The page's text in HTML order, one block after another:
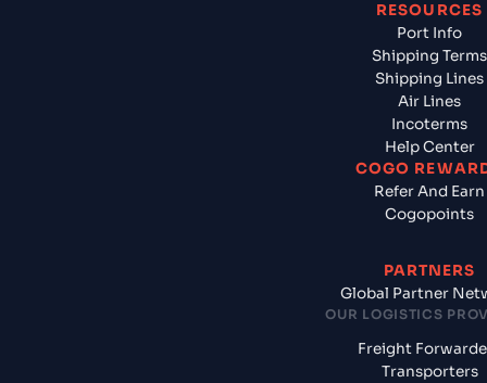
RESOURCES
Port Info
Shipping Terms
Shipping Lines
Air Lines
Incoterms
Help Center
COGO
Refer And Earn
Cogopoints
PARTNERS
Global Partner
OUR LOGISTICS
Freight
Transporters